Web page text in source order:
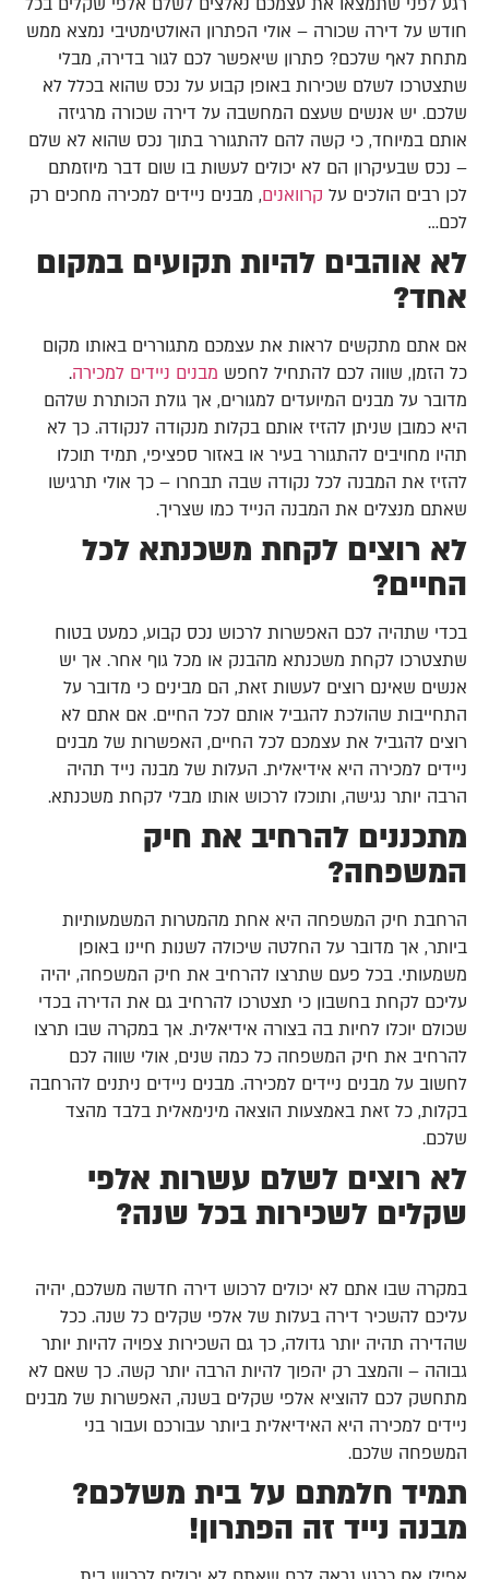
חודש על דירה שכורה – אולי הפתרון האולטימטיבי נמצא ממש
מתחת לאף שלכם? פתרון שיאפשר לכם לגור בדירה, מבלי
שתצטרכו לשלם שכירות באופן קבוע על נכס שהוא בכלל לא
שלכם. יש אנשים שעצם המחשבה על דירה שכורה מרגיזה
אותם במיוחד, כי קשה להם להתגורר בתוך נכס שהוא לא שלם
– נכס שבעיקרון הם לא יכולים לעשות בו שום דבר מיוזמתם
לכן רבים הולכים על קרוואנים, מבנים ניידים למכירה מחכים רק
לכם…
לא אוהבים להיות תקועים במקום
אחד?
אם אתם מתקשים לראות את עצמכם מתגוררים באותו מקום
כל הזמן, שווה לכם להתחיל לחפש מבנים ניידים למכירה.
מדובר על מבנים המיועדים למגורים, אך גולת הכותרת שלהם
היא כמובן שניתן להזיז אותם בקלות מנקודה לנקודה. כך לא
תהיו מחויבים להתגורר בעיר או באזור ספציפי, תמיד תוכלו
להזיז את המבנה לכל נקודה שבה תבחרו – כך אולי תרגישו
שאתם מנצלים את המבנה הנייד כמו שצריך.
לא רוצים לקחת משכנתא לכל
החיים?
בכדי שתהיה לכם האפשרות לרכוש נכס קבוע, כמעט בטוח
שתצטרכו לקחת משכנתא מהבנק או מכל גוף אחר. אך יש
אנשים שאינם רוצים לעשות זאת, הם מבינים כי מדובר על
התחייבות שהולכת להגביל אותם לכל החיים. אם אתם לא
רוצים להגביל את עצמכם לכל החיים, האפשרות של מבנים
ניידים למכירה היא אידיאלית. העלות של מבנה נייד תהיה
הרבה יותר נגישה, ותוכלו לרכוש אותו מבלי לקחת משכנתא.
מתכננים להרחיב את חיק
המשפחה?
הרחבת חיק המשפחה היא אחת מהמטרות המשמעותיות
ביותר, אך מדובר על החלטה שיכולה לשנות חיינו באופן
משמעותי. בכל פעם שתרצו להרחיב את חיק המשפחה, יהיה
עליכם לקחת בחשבון כי תצטרכו להרחיב גם את הדירה בכדי
שכולם יוכלו לחיות בה בצורה אידיאלית. אך במקרה שבו תרצו
להרחיב את חיק המשפחה כל כמה שנים, אולי שווה לכם
לחשוב על מבנים ניידים למכירה. מבנים ניידים ניתנים להרחבה
בקלות, כל זאת באמצעות הוצאה מינימאלית בלבד מהצד
שלכם.
לא רוצים לשלם עשרות אלפי
שקלים לשכירות בכל שנה?
במקרה שבו אתם לא יכולים לרכוש דירה חדשה משלכם, יהיה
עליכם להשכיר דירה בעלות של אלפי שקלים כל שנה. ככל
שהדירה תהיה יותר גדולה, כך גם השכירות צפויה להיות יותר
גבוהה – והמצב רק יהפוך להיות הרבה יותר קשה. כך שאם לא
מתחשק לכם להוציא אלפי שקלים בשנה, האפשרות של מבנים
ניידים למכירה היא האידיאלית ביותר עבורכם ועבור בני
המשפחה שלכם.
תמיד חלמתם על בית משלכם?
מבנה נייד זה הפתרון!